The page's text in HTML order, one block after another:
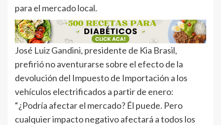
para el mercado local.
José Luiz Gandini, presidente de Kia Brasil,
prefirió no aventurarse sobre el efecto de la
devolución del Impuesto de Importación a los
vehículos electrificados a partir de enero:
“¿Podría afectar el mercado? Él puede. Pero
cualquier impacto negativo afectará a todos los